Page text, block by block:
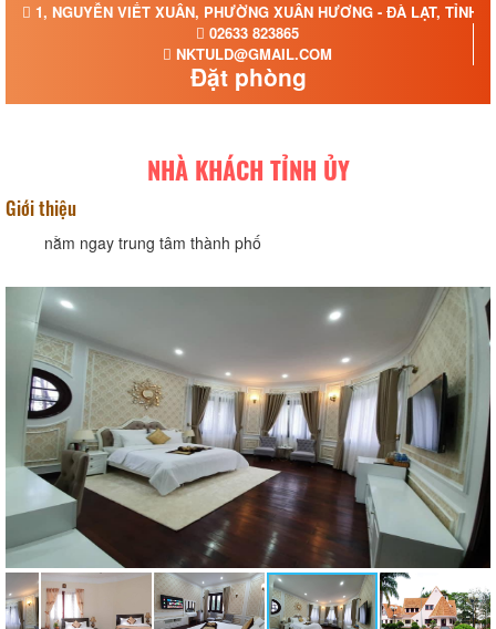
1, NGUYỄN VIẾT XUÂN, PHƯỜNG XUÂN HƯƠNG - ĐÀ LẠT, TỈNH
02633 823865
NKTULD@GMAIL.COM
Đặt phòng
NHÀ KHÁCH TỈNH ỦY
Giới thiệu
nằm ngay trung tâm thành phố